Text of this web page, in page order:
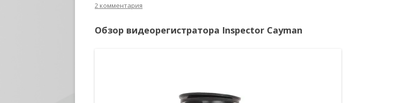
2 комментария
Обзор видеорегистратора Inspector Cayman